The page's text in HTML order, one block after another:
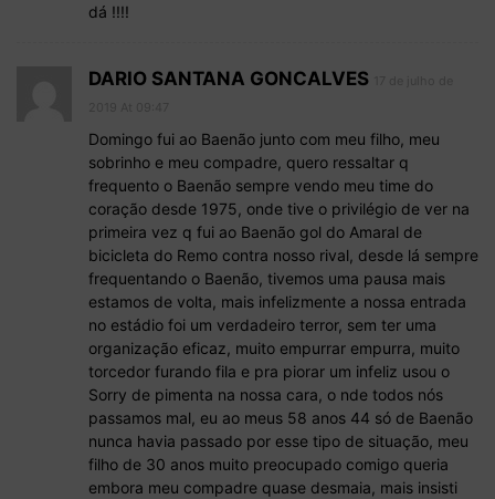
dá !!!!
DARIO SANTANA GONCALVES
Domingo fui ao Baenão junto com meu filho, meu
sobrinho e meu compadre, quero ressaltar q
frequento o Baenão sempre vendo meu time do
coração desde 1975, onde tive o privilégio de ver na
primeira vez q fui ao Baenão gol do Amaral de
bicicleta do Remo contra nosso rival, desde lá sempre
frequentando o Baenão, tivemos uma pausa mais
estamos de volta, mais infelizmente a nossa entrada
no estádio foi um verdadeiro terror, sem ter uma
organização eficaz, muito empurrar empurra, muito
torcedor furando fila e pra piorar um infeliz usou o
Sorry de pimenta na nossa cara, o nde todos nós
passamos mal, eu ao meus 58 anos 44 só de Baenão
nunca havia passado por esse tipo de situação, meu
filho de 30 anos muito preocupado comigo queria
embora meu compadre quase desmaia, mais insisti